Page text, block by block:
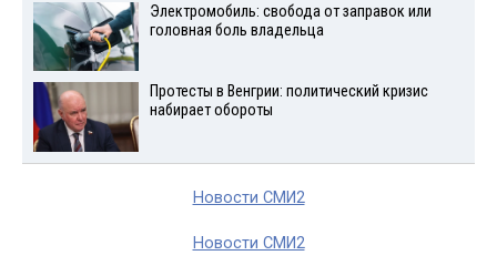
Электромобиль: свобода от заправок или
головная боль владельца
Протесты в Венгрии: политический кризис
набирает обороты
Новости СМИ2
Новости СМИ2